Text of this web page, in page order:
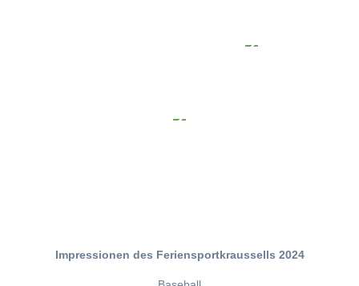
Impressionen des Feriensportkraussells 2024